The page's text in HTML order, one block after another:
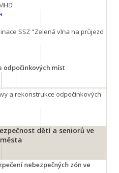
SSZ "Zelená vlna na průjezd
odpočinkových míst
a rekonstrukce odpočinkových
dětí a seniorů ve
nebezpečných zón ve